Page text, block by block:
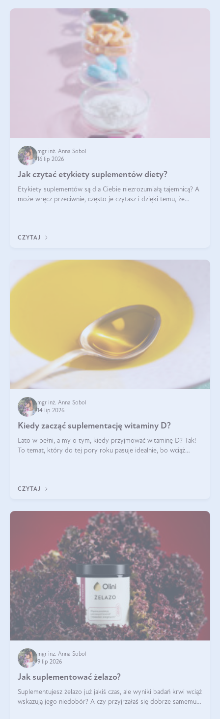
mgr inż. Anna Sobol
16 lip 2026
Jak czytać etykiety suplementów diety?
Etykiety suplementów są dla Ciebie niezrozumiałą tajemnicą? A
może wręcz przeciwnie, często je czytasz i dzięki temu, że
CZYTAJ
mgr inż. Anna Sobol
14 lip 2026
Kiedy zacząć suplementację witaminy D?
Lato w pełni, a my o tym, kiedy przyjmować witaminę D? Tak!
To temat, który do tej pory roku pasuje idealnie, bo wciąż
CZYTAJ
mgr inż. Anna Sobol
9 lip 2026
Jak suplementować żelazo?
Suplementujesz żelazo już jakiś czas, ale wyniki badań krwi wciąż
wskazują jego niedobór? A czy przyjrzałaś się dobrze samemu